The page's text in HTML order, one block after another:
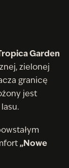
Garden
zielonej
granicę
jest
„Nowe